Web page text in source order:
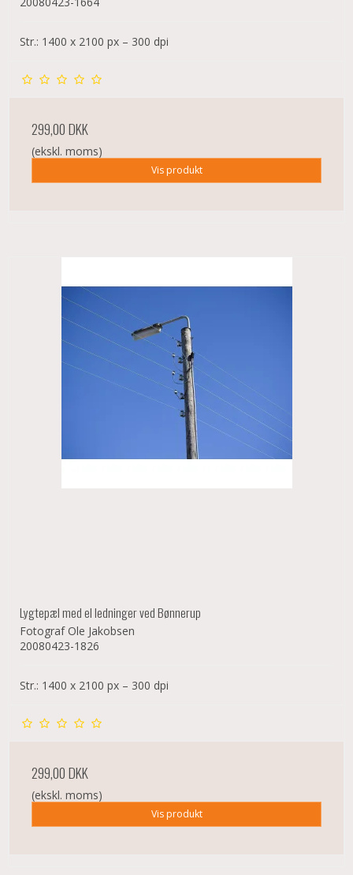
Str.: 1400 x 2100 px – 300 dpi
299,00 DKK
(ekskl. moms)
Vis produkt
Lygtepæl med el ledninger ved Bønnerup
Fotograf Ole Jakobsen
20080423-1826
Str.: 1400 x 2100 px – 300 dpi
299,00 DKK
(ekskl. moms)
Vis produkt